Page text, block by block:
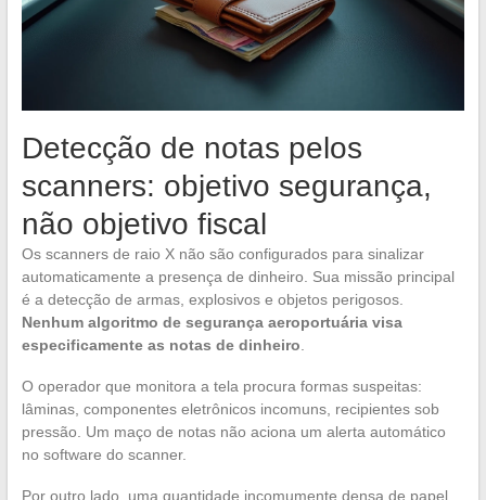
Detecção de notas pelos
scanners: objetivo segurança,
não objetivo fiscal
Os scanners de raio X não são configurados para sinalizar
automaticamente a presença de dinheiro. Sua missão principal
é a detecção de armas, explosivos e objetos perigosos.
Nenhum algoritmo de segurança aeroportuária visa
especificamente as notas de dinheiro
O operador que monitora a tela procura formas suspeitas:
lâminas, componentes eletrônicos incomuns, recipientes sob
pressão. Um maço de notas não aciona um alerta automático
no software do scanner.
Por outro lado, uma quantidade incomumente densa de papel